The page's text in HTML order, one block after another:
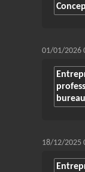
01/01/2026
18/12/2025